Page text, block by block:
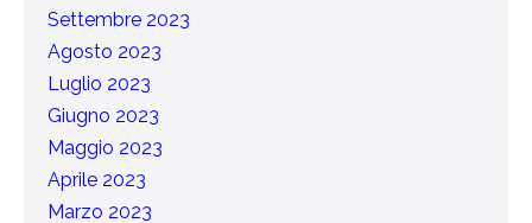
Settembre 2023
Agosto 2023
Luglio 2023
Giugno 2023
Maggio 2023
Aprile 2023
Marzo 2023